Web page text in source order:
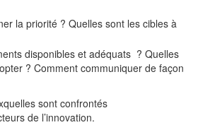
la priorité ? Quelles sont les cibles à
disponibles et adéquats ? Quelles
? Comment communiquer de façon
sont confrontés
de l’innovation.